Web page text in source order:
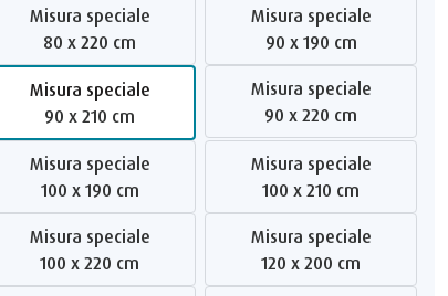
Misura speciale
80 x 220 cm
Misura speciale
90 x 190 cm
Misura speciale
90 x 210 cm
Misura speciale
90 x 220 cm
Misura speciale
100 x 190 cm
Misura speciale
100 x 210 cm
Misura speciale
100 x 220 cm
Misura speciale
120 x 200 cm